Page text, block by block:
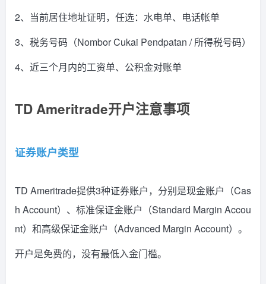
2、当前居住地址证明，任选：水电单、电话帐单
3、税务号码（Nombor Cukai Pendpatan / 所得税号码）
4、近三个月内的工资单、公积金对账单
TD Ameritrade开户注意事项
证券账户类型
TD Ameritrade提供3种证券账户，分别是现金账户（Cas
h Account）、标准保证金账户（Standard Margin Accou
nt）和高级保证金账户（Advanced Margin Account）。
开户是免费的，没有最低入金门槛。